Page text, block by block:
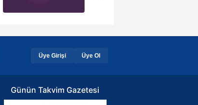
Üye Girişi Üye Ol
Günün Takvim Gazetesi